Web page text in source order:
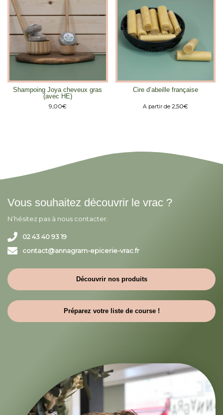
Shampoing Joya cheveux gras
(avec HE)
9,00€
Cire d’abeille française
A partir de 2,50€
Vous souhaitez découvrir le vrac ?
N’hésitez pas à nous contacter.
02 43 40 93 19
contact@annagram-epicerie-vrac.fr
Découvrir nos produits
Préparez votre liste de course !